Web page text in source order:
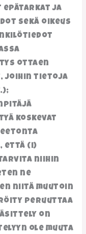
epätarkat ja
sekä oikeus
ottaen
joihin tietoja
koskevat
että (i)
niihin
ne
niitä muutoin
peruuttaa
on
ole muuta